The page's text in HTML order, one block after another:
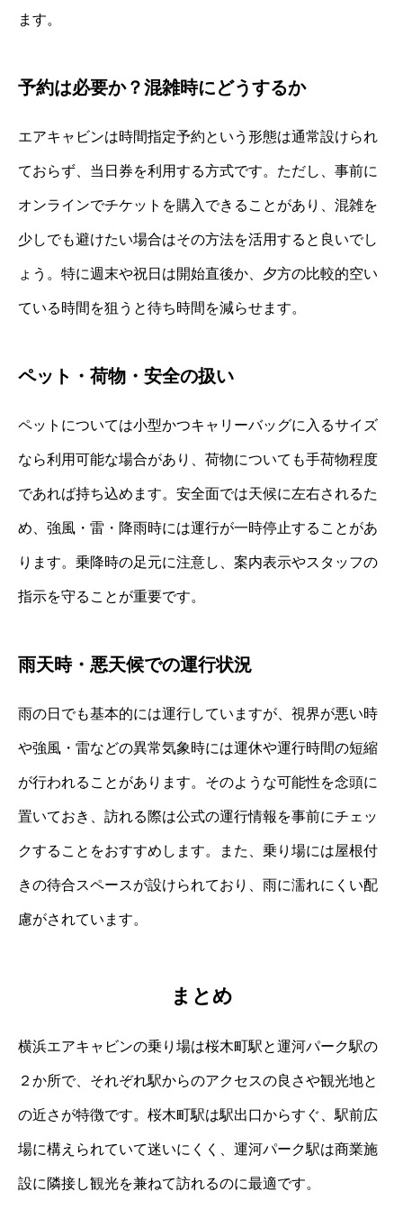
ます。
予約は必要か？混雑時にどうするか
エアキャビンは時間指定予約という形態は通常設けられ
ておらず、当日券を利用する方式です。ただし、事前に
オンラインでチケットを購入できることがあり、混雑を
少しでも避けたい場合はその方法を活用すると良いでし
ょう。特に週末や祝日は開始直後か、夕方の比較的空い
ている時間を狙うと待ち時間を減らせます。
ペット・荷物・安全の扱い
ペットについては小型かつキャリーバッグに入るサイズ
なら利用可能な場合があり、荷物についても手荷物程度
であれば持ち込めます。安全面では天候に左右されるた
め、強風・雷・降雨時には運行が一時停止することがあ
ります。乗降時の足元に注意し、案内表示やスタッフの
指示を守ることが重要です。
雨天時・悪天候での運行状況
雨の日でも基本的には運行していますが、視界が悪い時
や強風・雷などの異常気象時には運休や運行時間の短縮
が行われることがあります。そのような可能性を念頭に
置いておき、訪れる際は公式の運行情報を事前にチェッ
クすることをおすすめします。また、乗り場には屋根付
きの待合スペースが設けられており、雨に濡れにくい配
慮がされています。
まとめ
横浜エアキャビンの乗り場は桜木町駅と運河パーク駅の
２か所で、それぞれ駅からのアクセスの良さや観光地と
の近さが特徴です。桜木町駅は駅出口からすぐ、駅前広
場に構えられていて迷いにくく、運河パーク駅は商業施
設に隣接し観光を兼ねて訪れるのに最適です。